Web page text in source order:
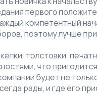
первого
компетентный
поэтому лучше
толстовки,
что
будет не
рады, и где его